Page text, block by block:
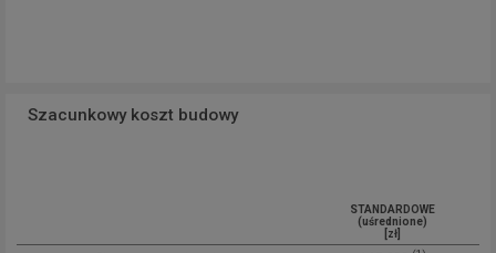
Szacunkowy koszt budowy
STANDARDOWE
(uśrednione)
[zł]